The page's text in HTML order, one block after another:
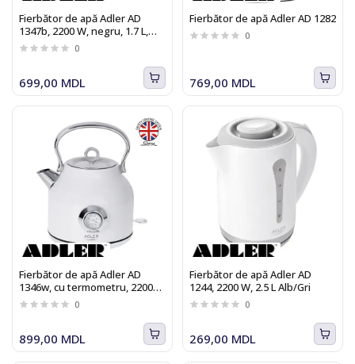
Fierbător de apă Adler AD
1347b, 2200 W, negru, 1.7 L,
STRIX
0
699,00 MDL
Fierbător de apă Adler AD 1282
0
769,00 MDL
Fierbător de apă Adler AD
1346w, cu termometru, 2200
W, Inox, 1.7 L, Alb, STRIX
0
899,00 MDL
Fierbător de apă Adler AD
1244, 2200 W, 2.5 L Alb/Gri
0
269,00 MDL